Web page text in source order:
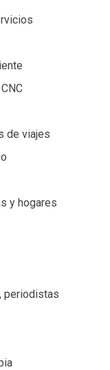
de viajes
y hogares
periodistas